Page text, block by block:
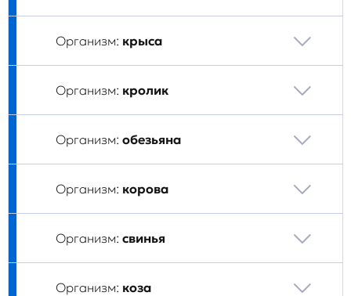
Организм: крыса
Организм: кролик
Организм: обезьяна
Организм: корова
Организм: свинья
Организм: коза